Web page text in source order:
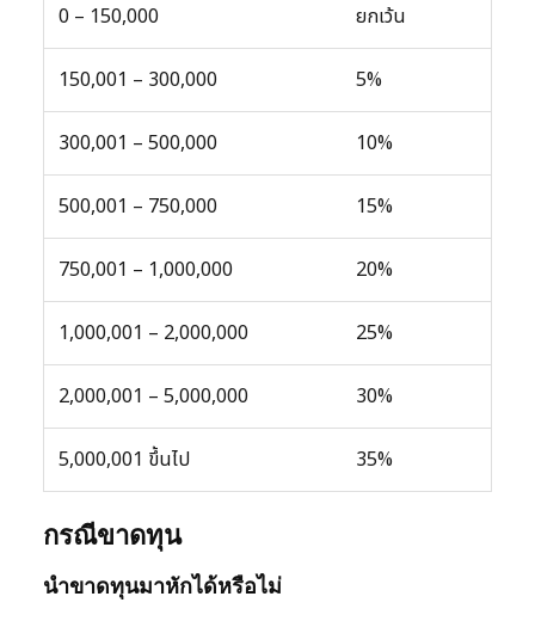
0 – 150,000 ยกเว้น
150,001 – 300,000 5%
300,001 – 500,000 10%
500,001 – 750,000 15%
750,001 – 1,000,000 20%
1,000,001 – 2,000,000 25%
2,000,001 – 5,000,000 30%
5,000,001 ขึ้นไป 35%
กรณีขาดทุน
นำขาดทุนมาหักได้หรือไม่